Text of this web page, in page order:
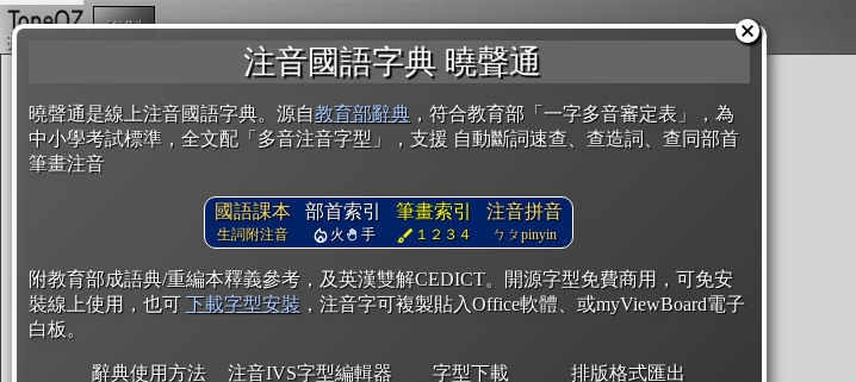
注音國語字典 曉聲通
曉聲通是線上注音國語字典。源自教育部辭典 ，符合教育部「一字多音審定表」，為
中小學考試標準，全文配「多音注音字型」，支援 自動斷詞速查、查造詞、查同部首
筆畫注音
國語課本
生詞附注音
部首索引
火 手
筆畫索引
１２３４
注音拼音
ㄅㄆpinyin
附教育部成語典/重編本釋義參考，及英漢雙解CEDICT。開源字型免費商用，可免安
裝線上使用，也可 下載字型安裝 ，注音字可複製貼入Office軟體、或myViewBoard電子
白板。
辭典使用方法 注音IVS字型編輯器 字型下載 排版格式匯出
複製